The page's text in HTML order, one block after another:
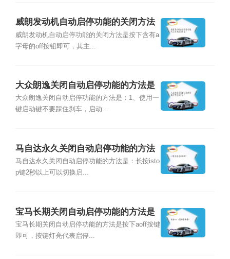
威朗发动机自动启停功能的关闭方法
是什么？
威朗发动机自动启停功能的关闭方法是按下含有a
字母的off按钮即可，其主...
大众朗逸关闭自动启停功能的方法是
什么？
大众朗逸关闭自动启停功能的方法是：1、使用一
键启动键不要踩住刹车，启动...
马自达永久关闭自动启停功能的方法
是什么？
马自达永久关闭自动启停功能的方法是：长按isto
p键2秒以上可以切换启...
宝马长期关闭自动启停功能的方法是
什么？
宝马长期关闭自动启停功能的方法是按下aoff按键
即可，按键灯亮代表启停...